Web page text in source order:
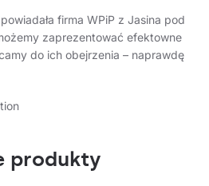
firma WPiP z Jasina pod
zaprezentować efektowne
do ich obejrzenia – naprawdę
produkty